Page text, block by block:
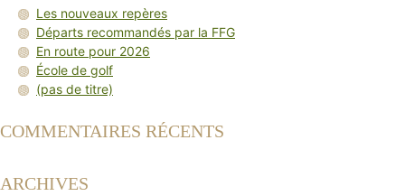
Les nouveaux repères
Départs recommandés par la FFG
En route pour 2026
École de golf
(pas de titre)
COMMENTAIRES RÉCENTS
ARCHIVES